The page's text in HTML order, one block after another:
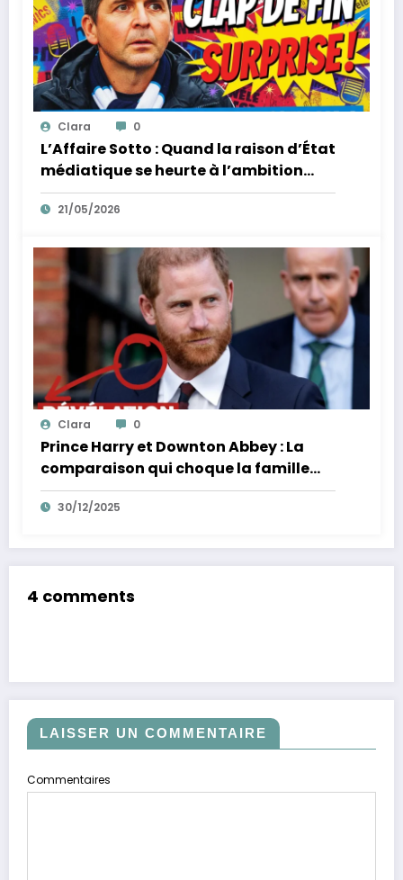
Clara 0
L’Affaire Sotto : Quand la raison d’État
médiatique se heurte à l’ambition
d’un homme
21/05/2026
Clara 0
Prince Harry et Downton Abbey : La
comparaison qui choque la famille
royale
30/12/2025
4 comments
LAISSER UN COMMENTAIRE
Commentaires